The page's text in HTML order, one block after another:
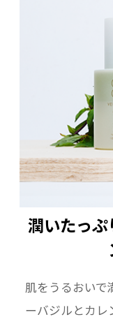
潤いたっ
肌をうるおいで
ーバジルとカ